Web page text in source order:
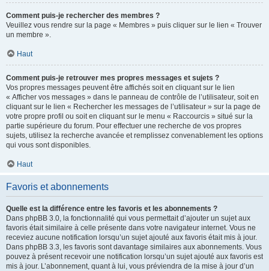
Comment puis-je rechercher des membres ?
Veuillez vous rendre sur la page « Membres » puis cliquer sur le lien « Trouver
un membre ».
Haut
Comment puis-je retrouver mes propres messages et sujets ?
Vos propres messages peuvent être affichés soit en cliquant sur le lien
« Afficher vos messages » dans le panneau de contrôle de l’utilisateur, soit en
cliquant sur le lien « Rechercher les messages de l’utilisateur » sur la page de
votre propre profil ou soit en cliquant sur le menu « Raccourcis » situé sur la
partie supérieure du forum. Pour effectuer une recherche de vos propres
sujets, utilisez la recherche avancée et remplissez convenablement les options
qui vous sont disponibles.
Haut
Favoris et abonnements
Quelle est la différence entre les favoris et les abonnements ?
Dans phpBB 3.0, la fonctionnalité qui vous permettait d’ajouter un sujet aux
favoris était similaire à celle présente dans votre navigateur internet. Vous ne
receviez aucune notification lorsqu’un sujet ajouté aux favoris était mis à jour.
Dans phpBB 3.3, les favoris sont davantage similaires aux abonnements. Vous
pouvez à présent recevoir une notification lorsqu’un sujet ajouté aux favoris est
mis à jour. L’abonnement, quant à lui, vous préviendra de la mise à jour d’un